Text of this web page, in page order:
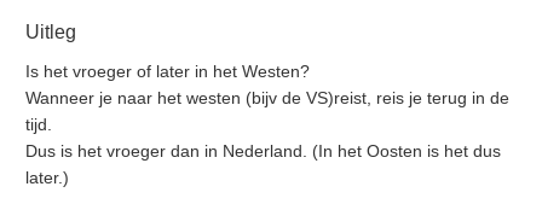
Uitleg
Is het vroeger of later in het Westen?
Wanneer je naar het westen (bijv de VS)reist, reis je terug in de
tijd.
Dus is het vroeger dan in Nederland. (In het Oosten is het dus
later.)